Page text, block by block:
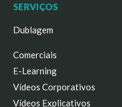
SERVIÇOS
Dublagem
Comerciais
E-Learning
Vídeos Corporativos
Vídeos Explicativos